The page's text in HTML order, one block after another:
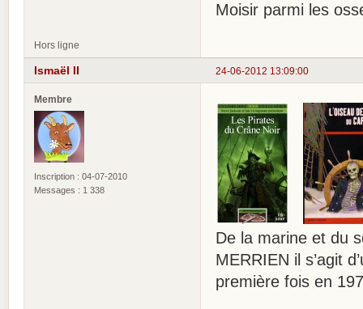
Moisir parmi les
Hors ligne
24-06-2012 13:09:00
Ismaël II
Membre
Inscription : 04-07-2010
Messages : 1 338
De la marine et du
MERRIEN il s’agit
première fois en